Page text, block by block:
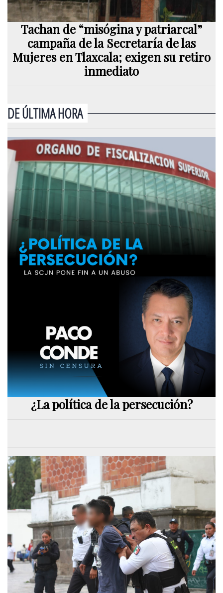
Tachan de “misógina y patriarcal”
campaña de la Secretaría de las
Mujeres en Tlaxcala; exigen su retiro
inmediato
DE ÚLTIMA HORA
¿La política de la persecución?